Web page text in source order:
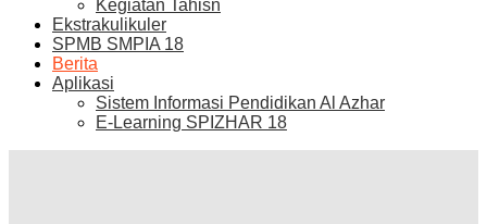
Kegiatan Tahisn
Ekstrakulikuler
SPMB SMPIA 18
Berita
Aplikasi
Sistem Informasi Pendidikan Al Azhar
E-Learning SPIZHAR 18